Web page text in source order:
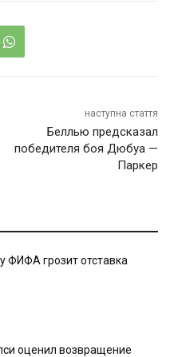
наступна стаття
Беллью предсказал
победителя боя Дюбуа —
Паркер
ФИФА грозит отставка
оценил возвращение